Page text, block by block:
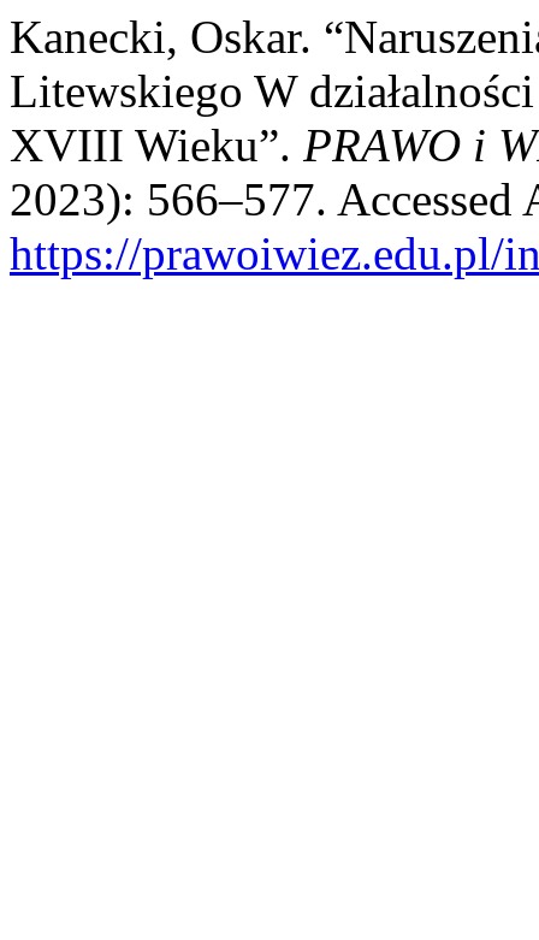
Kanecki, Oskar.
Litewskiego W
XVIII Wieku”. PRAWO i
2023): 566–577. Accessed
https://prawoiwiez.edu.pl/